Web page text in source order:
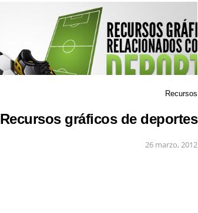
Recursos
Recursos gráficos de deportes
26 marzo, 2012